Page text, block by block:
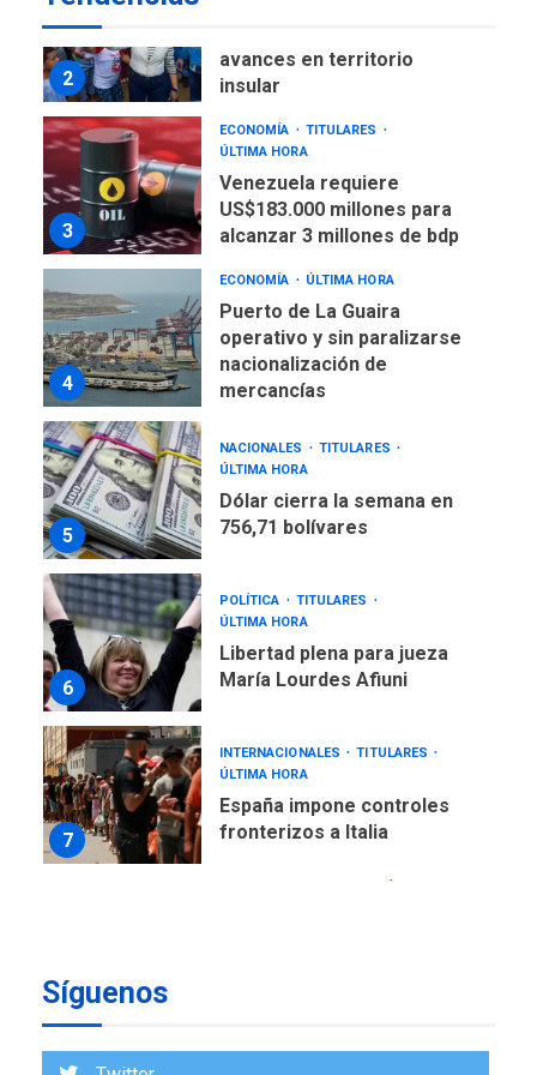
2
avances en territorio
insular
3
ECONOMÍA
TITULARES
ÚLTIMA HORA
Venezuela requiere
US$183.000 millones para
alcanzar 3 millones de bdp
4
ECONOMÍA ÚLTIMA HORA
Puerto de La Guaira
operativo y sin paralizarse
nacionalización de
mercancías
5
NACIONALES
TITULARES
ÚLTIMA HORA
Dólar cierra la semana en
756,71 bolívares
6
POLÍTICA
TITULARES
ÚLTIMA HORA
Libertad plena para jueza
María Lourdes Afiuni
7
INTERNACIONALES
TITULARES
ÚLTIMA HORA
España impone controles
fronterizos a Italia
1
Síguenos